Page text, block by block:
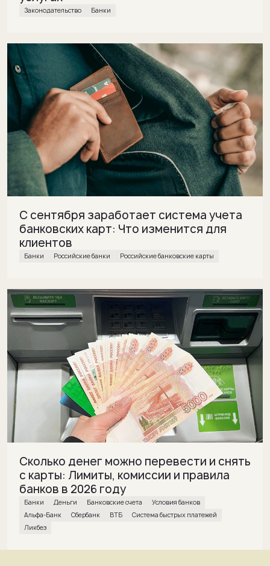
законодательство банки
С сентября заработает система учета
банковских карт: Что изменится для
клиентов
банки Российские банки Российские банковские карты
Сколько денег можно перевести и снять
с карты: Лимиты, комиссии и правила
банков в 2026 году
банки деньги банковские счета
условия банков
Альфа-Банк
Сбербанк ВТБ
Система быстрых платежей
Ликбез